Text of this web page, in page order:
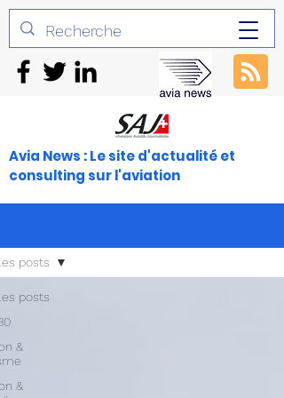
Avia News : Le site d'actualité et
consulting sur l'aviation
posts
&
&
posts